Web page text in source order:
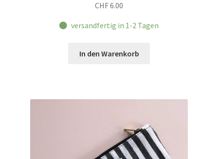
CHF6.00
versandfertig in 1-2 Tagen
In den Warenkorb